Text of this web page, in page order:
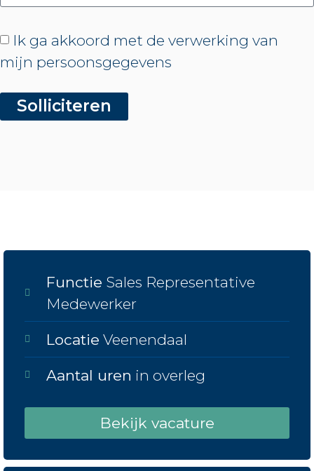
Ik ga akkoord met de verwerking van
mijn persoonsgegevens
Solliciteren
Functie Sales Representative
Medewerker
Locatie Veenendaal
Aantal uren in overleg
Bekijk vacature